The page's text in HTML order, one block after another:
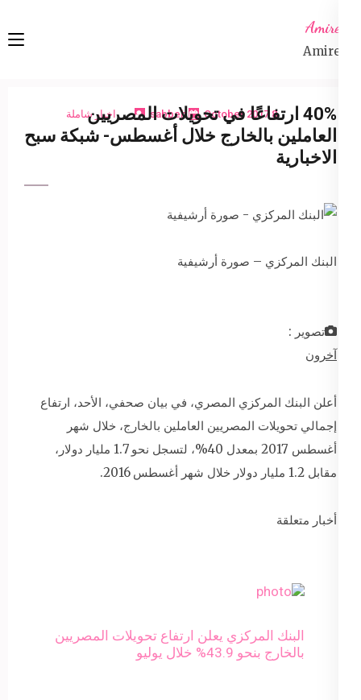
content
Enter)
Amireta
Amireta
8 October 2017
sabbeh اخبار شاملة
40% ارتفاعًا في تحويلات المصريين
العاملين بالخارج خلال أغسطس- شبكة سبح
الاخبارية
البنك المركزي – صورة أرشيفية
تصوير :
آخرون
​أعلن البنك المركزي المصري، في بيان صحفي، الأحد، ارتفاع
إجمالي تحويلات المصريين العاملين بالخارج، خلال شهر
أغسطس 2017 بمعدل 40%، لتسجل نحو 1.7 مليار دولار،
مقابل 1.2 مليار دولار خلال شهر أغسطس 2016.
أخبار متعلقة
البنك المركزي يعلن ارتفاع تحويلات المصريين
بالخارج بنحو 43.9% خلال يوليو